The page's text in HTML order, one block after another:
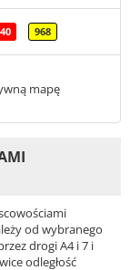
40 968
mapę
od wybranego
drogi A4 i 7 i
odległość